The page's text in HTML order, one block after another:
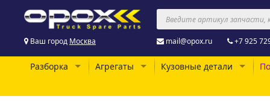
Ваш город Москва mail@opox.ru +7 925
Разборка Агрегаты Кузовные детали